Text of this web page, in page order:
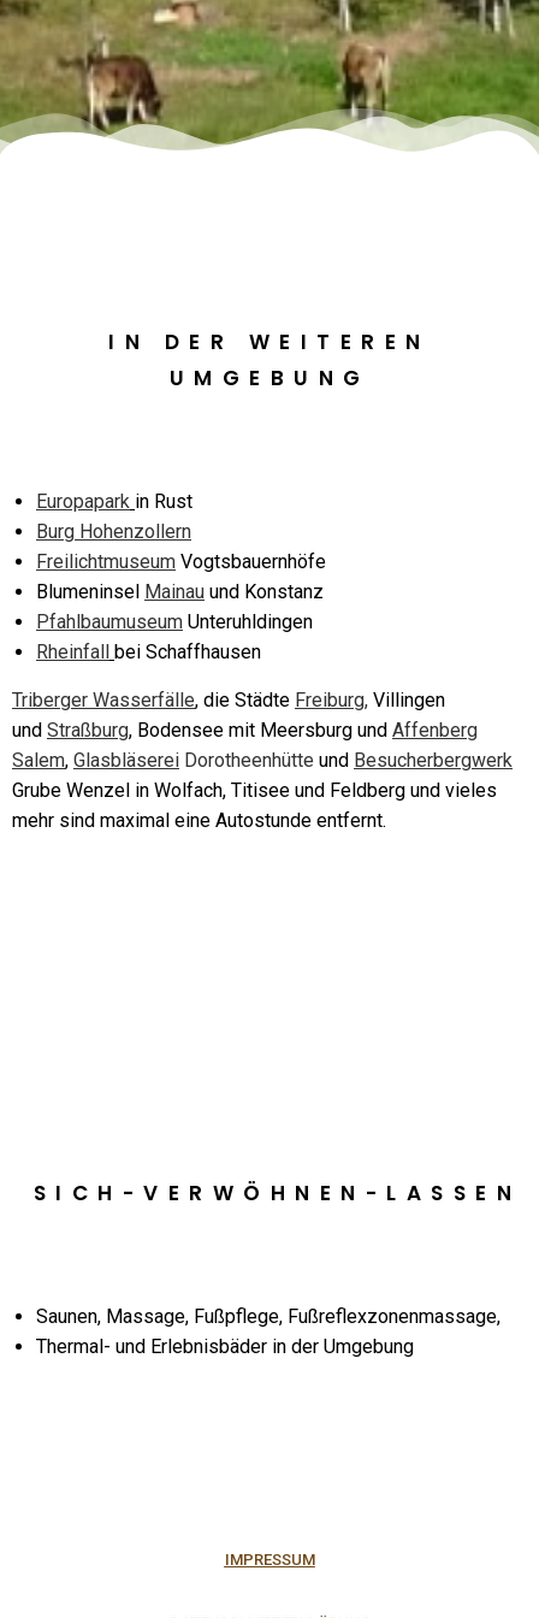
IN DER WEITEREN
UMGEBUNG
Europapark in Rust
Burg Hohenzollern
Freilichtmuseum Vogtsbauernhöfe
Blumeninsel Mainau und Konstanz
Pfahlbaumuseum Unteruhldingen
Rheinfall
bei Schaffhausen
Triberger Wasserfälle, die Städte Freiburg, Villingen
und Straßburg, Bodensee mit Meersburg und Affenberg
Salem, Glasbläserei Dorotheenhütte und Besucherbergwerk
Grube Wenzel in Wolfach, Titisee und Feldberg und vieles
mehr sind maximal eine Autostunde entfernt.
SICH-VERWÖHNEN-LASSEN
Saunen, Massage, Fußpflege, Fußreflexzonenmassage,
Thermal- und Erlebnisbäder in der Umgebung
IMPRESSUM